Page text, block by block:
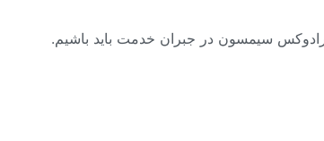
سیمسون در جبران خدمت باید باشیم.